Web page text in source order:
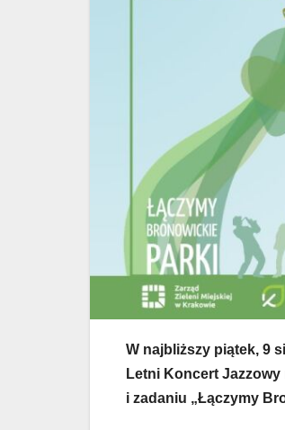
W najbliższy piątek, 9
Letni Koncert
i zadaniu „Łączymy